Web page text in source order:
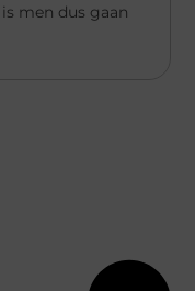
men dus gaan